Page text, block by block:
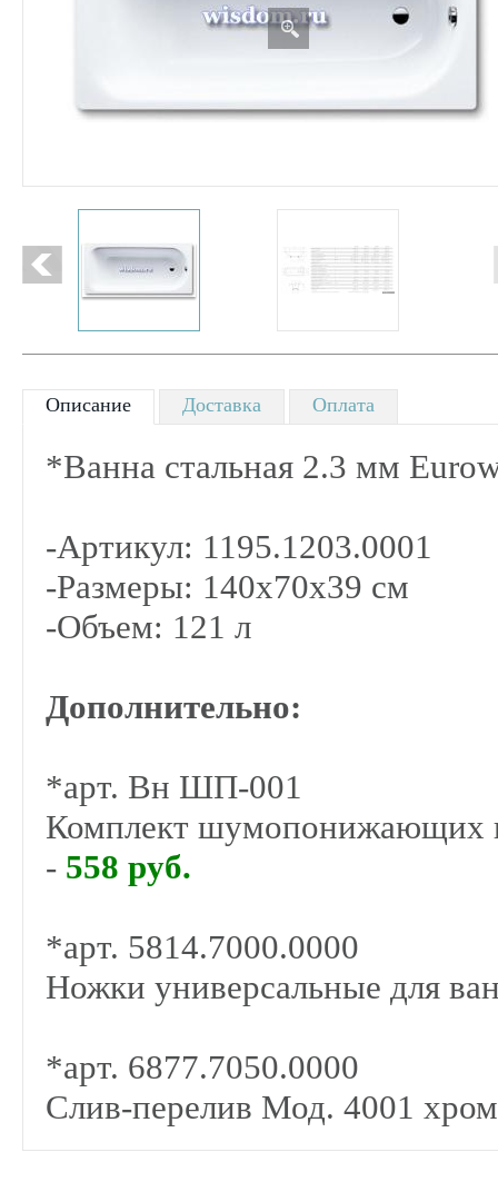
Описание Доставка Оплата
*Ванна стальная 2.3 мм
-Артикул: 1195.1203.0001
-Размеры: 140х70x39 см
-Объем: 121 л
Дополнительно:
*арт. Вн ШП-001
Комплект шумопонижающих
- 558 руб.
*арт. 5814.7000.0000
Ножки универсальные для
*арт. 6877.7050.0000
Слив-перелив Мод. 4001